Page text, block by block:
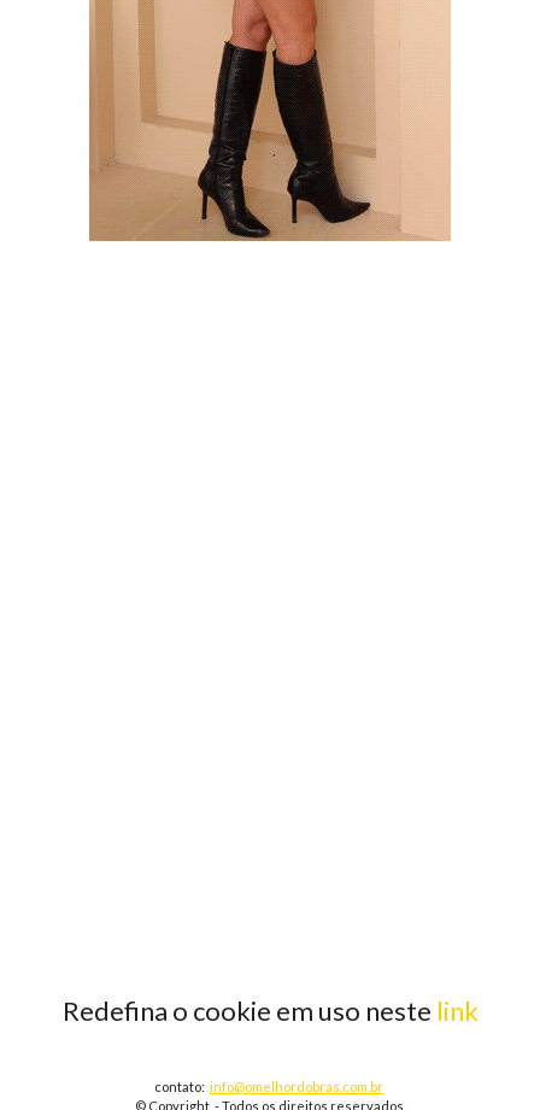
Redefina o cookie em uso neste link
contato: info@omelhordobras.com.br
© Copyright - Todos os direitos reservados.